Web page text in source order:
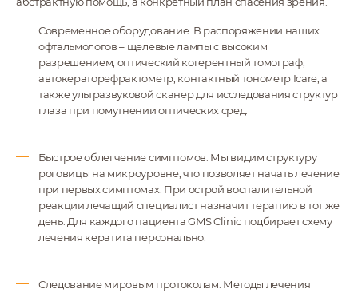
Современное оборудование. В распоряжении наших
офтальмологов – щелевые лампы с высоким
разрешением, оптический когерентный томограф,
автокераторефрактометр, контактный тонометр Icare, а
также ультразвуковой сканер для исследования структур
глаза при помутнении оптических сред.
Быстрое облегчение симптомов. Мы видим структуру
роговицы на микроуровне, что позволяет начать лечение
при первых симптомах. При острой воспалительной
реакции лечащий специалист назначит терапию в тот же
день. Для каждого пациента GMS Clinic подбирает схему
лечения кератита персонально.
Следование мировым протоколам. Методы лечения